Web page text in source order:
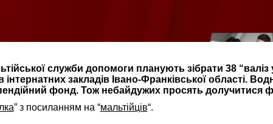
служби допомоги планують зібрати 38 “валіз
інтернатних закладів Івано-Франківської області.
фонд. Тож небайдужих просять долучитися
” з посиланням на “мальтійців“.